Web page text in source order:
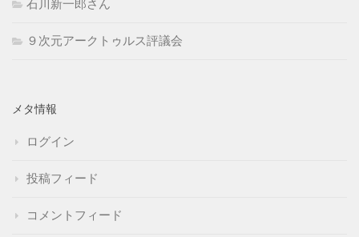
石川新一郎さん
９次元アークトゥルス評議会
メタ情報
ログイン
投稿フィード
コメントフィード